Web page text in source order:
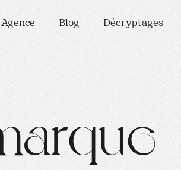
Agence Blog Décryptages
arque